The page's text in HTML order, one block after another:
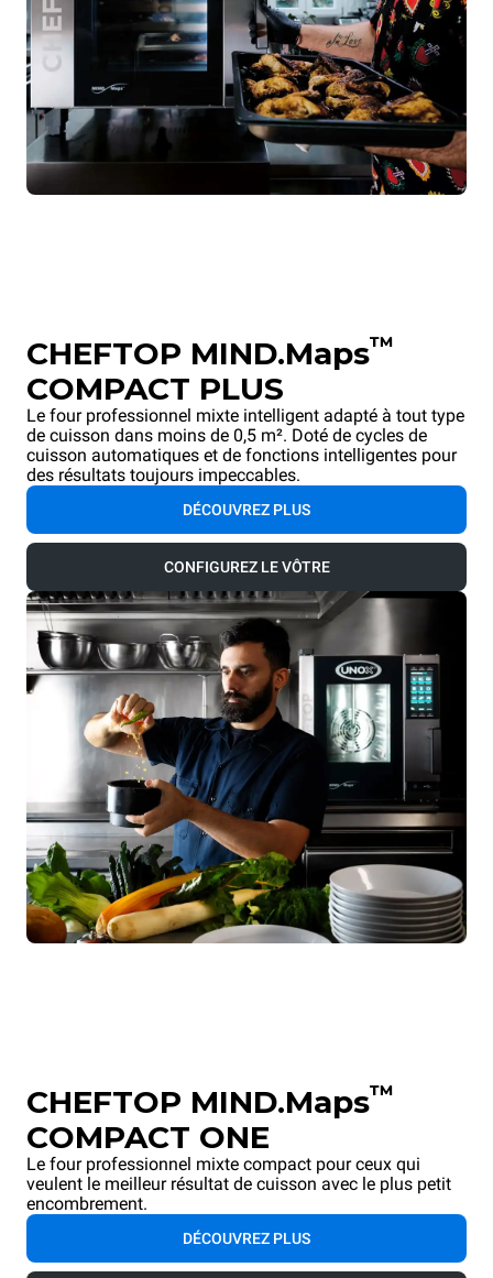
CHEFTOP MIND.Maps™
COMPACT PLUS
Le four professionnel mixte intelligent adapté à tout type
de cuisson dans moins de 0,5 m². Doté de cycles de
cuisson automatiques et de fonctions intelligentes pour
des résultats toujours impeccables.
DÉCOUVREZ PLUS
CONFIGUREZ LE VÔTRE
CHEFTOP MIND.Maps™
COMPACT ONE
Le four professionnel mixte compact pour ceux qui
veulent le meilleur résultat de cuisson avec le plus petit
encombrement.
DÉCOUVREZ PLUS